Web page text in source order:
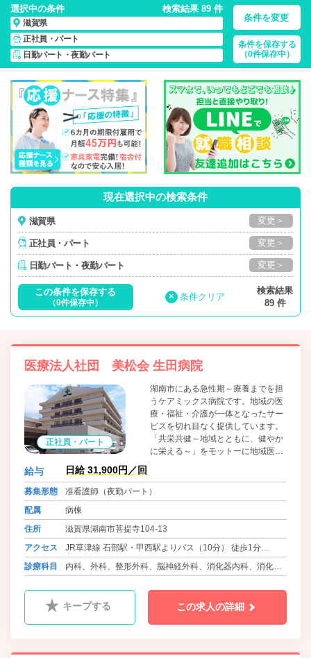
選択中の条件 検索結果 89 件
滋賀県
正社員・パート
日勤パート・夜勤パート
条件を変更
条件を保存する
（0件保存中）
滋賀県/日勤パート・夜勤パート/正社員・パート
の 看護師求
人・派遣・転職・募集一覧
現在選択中の検索条件
滋賀県 変更＞
正社員・パート 変更＞
日勤パート・夜勤パート 変更＞
この条件を保存する
（0件保存中）
× 条件クリア
検索結果
89 件
医療法人社団 美松会 生田病院
正社員・パート
湖南市にある急性期～療養までを担
うケアミックス病院です。地域の医
療・福祉・介護が一体となったサー
ビスを切れ目なく提供しています。
「共栄共健～地域とともに、健やか
に栄える～」をモットーに地域医療
給与 日給 31,900円／回
募集形態
准看護師（夜勤パート）
配属
病棟
住所
滋賀県湖南市菩提寺104-13
アクセス
JR草津線 石部駅・甲西駅よりバス（10分） 徒歩1分
JR琵琶湖線 野洲駅よりバス（30分） 徒歩5分
診療科目
内科、外科、整形外科、脳神経外科、消化器内科、消化器
眼科、耳鼻咽喉科、ﾘﾊﾋﾞﾘﾃｰｼｮﾝ科、乳腺外科、放射線科、
キープする この求人の詳細